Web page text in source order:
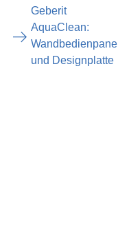
Geberit
AquaClean:
Wandbedienpanel
und Designplatte